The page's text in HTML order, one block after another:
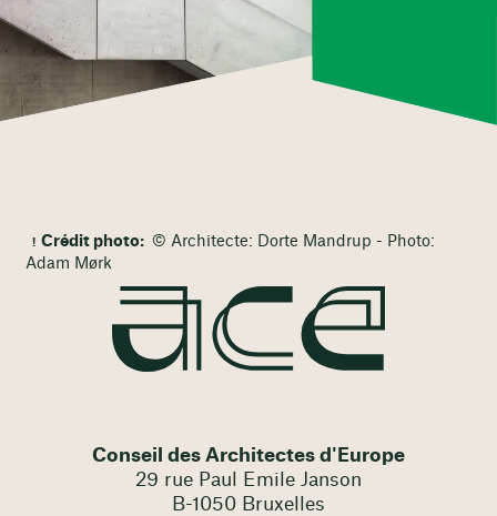
Crédit photo: © Architecte: Dorte Mandrup - Photo:
Adam Mørk
Conseil des Architectes d'Europe
29 rue Paul Emile Janson
B-1050 Bruxelles